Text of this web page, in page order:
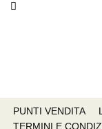
PUNTI VENDITA
TERMINI E